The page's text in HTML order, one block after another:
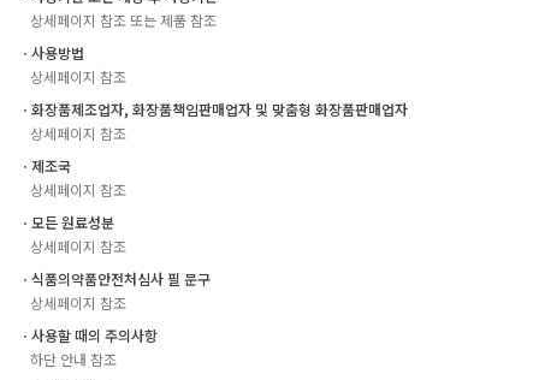
상세페이지 참조 또는 제품 참조
ㆍ사용방법
상세페이지 참조
ㆍ화장품제조업자, 화장품책임판매업자 및 맞춤형 화장품판매업자
상세페이지 참조
ㆍ제조국
상세페이지 참조
ㆍ모든 원료성분
상세페이지 참조
ㆍ식품의약품안전처심사 필 문구
상세페이지 참조
ㆍ사용할 때의 주의사항
하단 안내 참조